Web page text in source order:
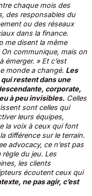
chaque mois des
des responsables du
ou des réseaux
dans la finance.
me disent la même
On communique, mais on
émerger. »Et c’est
monde a changé. Les
restent dans une
corporate,
à peu invisibles. Celles
sont celles qui
leurs équipes,
la voix à ceux qui font
différence sur le terrain.
advocacy, ce n’est pas
règle du jeu. Les
les clients
écoutent ceux qui
ne pas agir, c’est